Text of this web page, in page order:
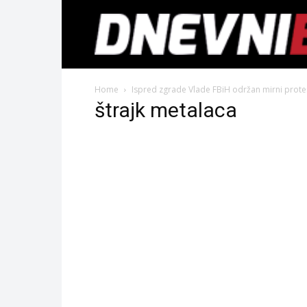
Home Ispred zgrade Vlade FBiH održan mirni
štrajk metalaca